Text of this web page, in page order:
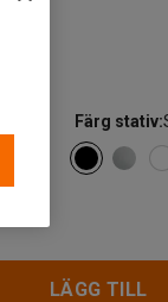
Färg stativ:
LÄGG TILL